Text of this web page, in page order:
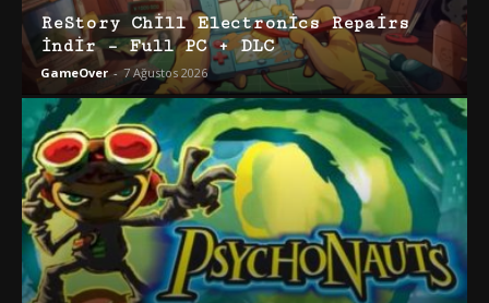
ReStory Chill Electronics Repairs
İndir – Full PC + DLC
GameOver - 7 Ağustos 2026